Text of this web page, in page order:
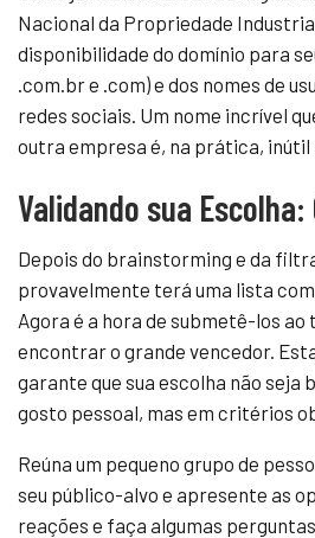
Nacional da Propriedade
disponibilidade do domínio para
.com.br e .com) e dos nomes de
redes sociais. Um nome incrível
outra empresa é, na prática, inútil
Validando sua Escolha:
Depois do brainstorming e da
provavelmente terá uma lista
Agora é a hora de submetê-los
encontrar o grande vencedor.
garante que sua escolha não seja
gosto pessoal, mas em critérios
Reúna um pequeno grupo de
seu público-alvo e apresente as
reações e faça algumas